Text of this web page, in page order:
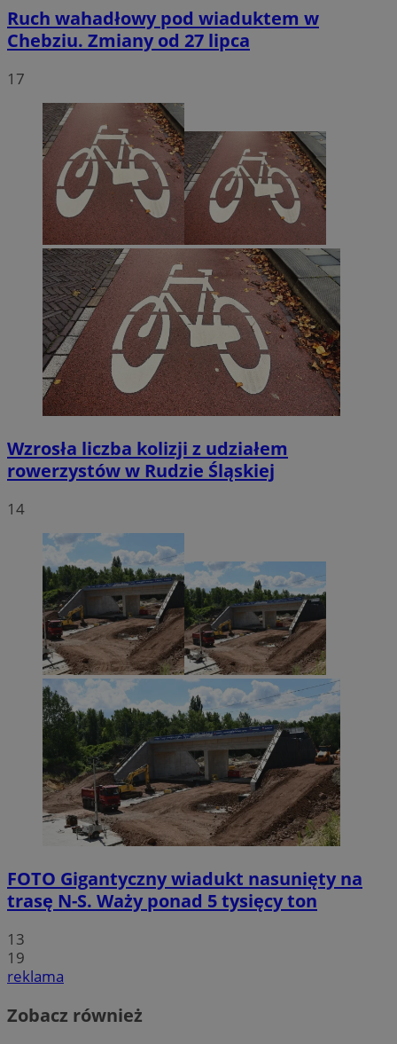
Ruch wahadłowy pod wiaduktem w
Chebziu. Zmiany od 27 lipca
17
Wzrosła liczba kolizji z udziałem
rowerzystów w Rudzie Śląskiej
14
FOTO Gigantyczny wiadukt nasunięty na
trasę N-S. Waży ponad 5 tysięcy ton
13
19
reklama
Zobacz również